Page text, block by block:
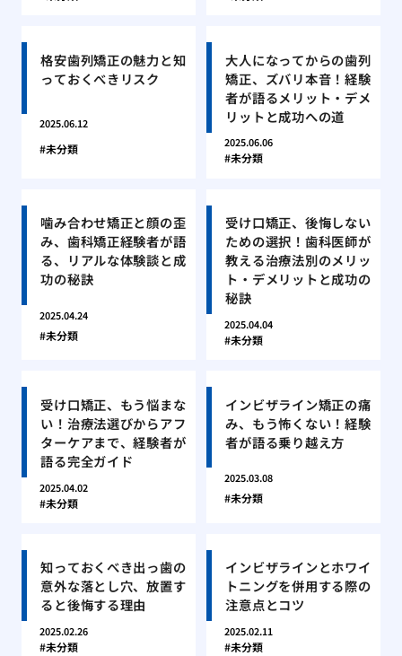
格安歯列矯正の魅力と知
っておくべきリスク
2025.06.12
未分類
大人になってからの歯列
矯正、ズバリ本音！経験
者が語るメリット・デメ
リットと成功への道
2025.06.06
未分類
噛み合わせ矯正と顔の歪
み、歯科矯正経験者が語
る、リアルな体験談と成
功の秘訣
2025.04.24
未分類
受け口矯正、後悔しない
ための選択！歯科医師が
教える治療法別のメリッ
ト・デメリットと成功の
秘訣
2025.04.04
未分類
受け口矯正、もう悩まな
い！治療法選びからアフ
ターケアまで、経験者が
語る完全ガイド
2025.04.02
未分類
インビザライン矯正の痛
み、もう怖くない！経験
者が語る乗り越え方
2025.03.08
未分類
知っておくべき出っ歯の
意外な落とし穴、放置す
ると後悔する理由
2025.02.26
未分類
インビザラインとホワイ
トニングを併用する際の
注意点とコツ
2025.02.11
未分類